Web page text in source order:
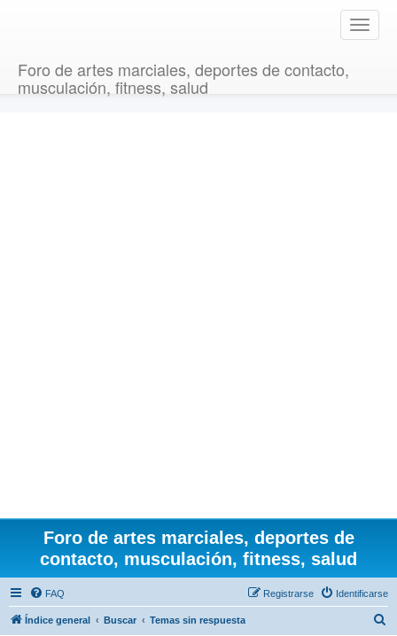
T
o
Foro de artes marciales, deportes de contacto,
musculación, fitness, salud
Foro de artes marciales, deportes de
contacto, musculación, fitness, salud
FAQ Identificarse
Registrarse
Índice general Buscar Temas sin respuesta